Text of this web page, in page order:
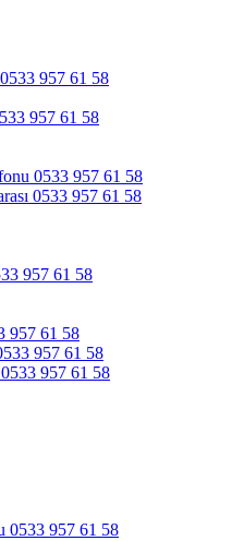
957 61 58
957 61 58
0533 957 61 58
0533 957 61 58
957 61 58
957 61 58
957 61 58
957 61 58
0533 957 61 58